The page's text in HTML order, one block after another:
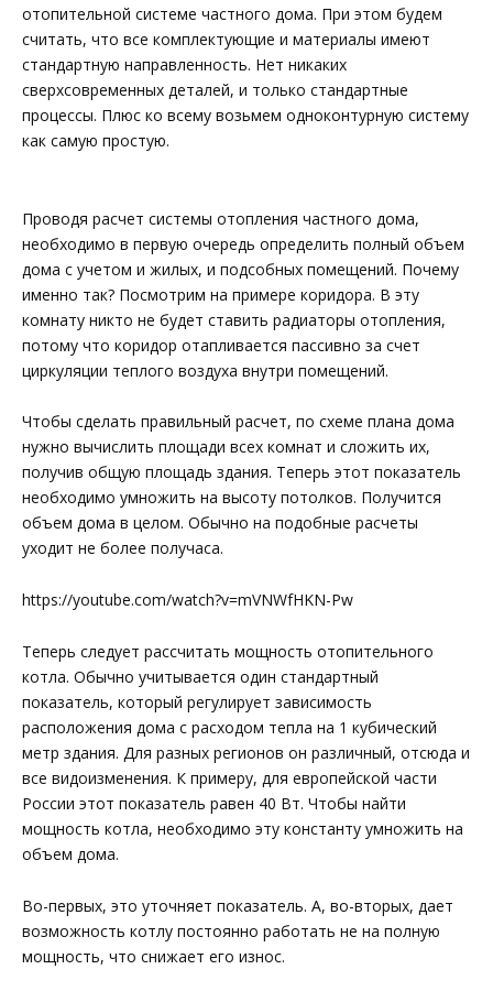
отопительной системе частного дома. При этом будем
считать, что все комплектующие и материалы имеют
стандартную направленность. Нет никаких
сверхсовременных деталей, и только стандартные
процессы. Плюс ко всему возьмем одноконтурную систему
как самую простую.
Проводя расчет системы отопления частного дома,
необходимо в первую очередь определить полный объем
дома с учетом и жилых, и подсобных помещений. Почему
именно так? Посмотрим на примере коридора. В эту
комнату никто не будет ставить радиаторы отопления,
потому что коридор отапливается пассивно за счет
циркуляции теплого воздуха внутри помещений.
Чтобы сделать правильный расчет, по схеме плана дома
нужно вычислить площади всех комнат и сложить их,
получив общую площадь здания. Теперь этот показатель
необходимо умножить на высоту потолков. Получится
объем дома в целом. Обычно на подобные расчеты
уходит не более получаса.
https://youtube.com/watch?v=mVNWfHKN-Pw
Теперь следует рассчитать мощность отопительного
котла. Обычно учитывается один стандартный
показатель, который регулирует зависимость
расположения дома с расходом тепла на 1 кубический
метр здания. Для разных регионов он различный, отсюда и
все видоизменения. К примеру, для европейской части
России этот показатель равен 40 Вт. Чтобы найти
мощность котла, необходимо эту константу умножить на
объем дома.
Во-первых, это уточняет показатель. А, во-вторых, дает
возможность котлу постоянно работать не на полную
мощность, что снижает его износ.